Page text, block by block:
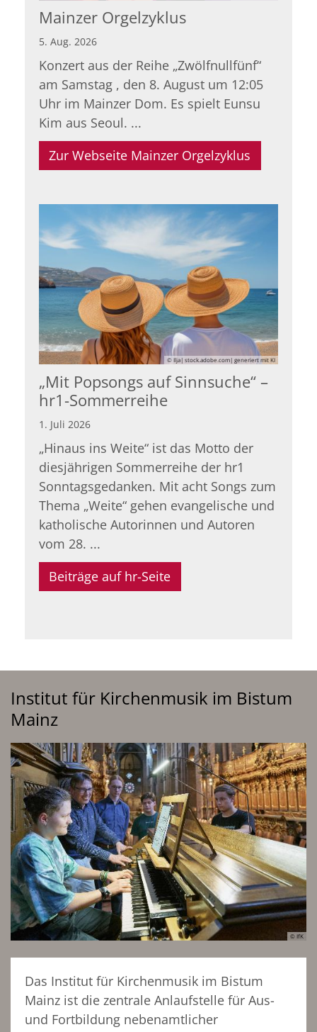
Mainzer Orgelzyklus
5. Aug. 2026
Konzert aus der Reihe „Zwölfnullfünf“
am Samstag , den 8. August um 12:05
Uhr im Mainzer Dom. Es spielt Eunsu
Kim aus Seoul. ...
Zur Webseite Mainzer Orgelzyklus
© Ilja| stock.adobe.com| generiert mit KI
„Mit Popsongs auf Sinnsuche“ –
hr1-Sommerreihe
1. Juli 2026
„Hinaus ins Weite“ ist das Motto der
diesjährigen Sommerreihe der hr1
Sonntagsgedanken. Mit acht Songs zum
Thema „Weite“ gehen evangelische und
katholische Autorinnen und Autoren
vom 28. ...
Beiträge auf hr-Seite
Institut für Kirchenmusik im Bistum
Mainz
© IfK
Das Institut für Kirchenmusik im Bistum
Mainz ist die zentrale Anlaufstelle für Aus-
und Fortbildung nebenamtlicher